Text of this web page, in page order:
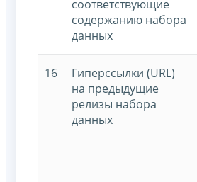
соответствующие
содержанию набора
данных
16
Гиперссылки (URL)
на предыдущие
релизы набора
данных